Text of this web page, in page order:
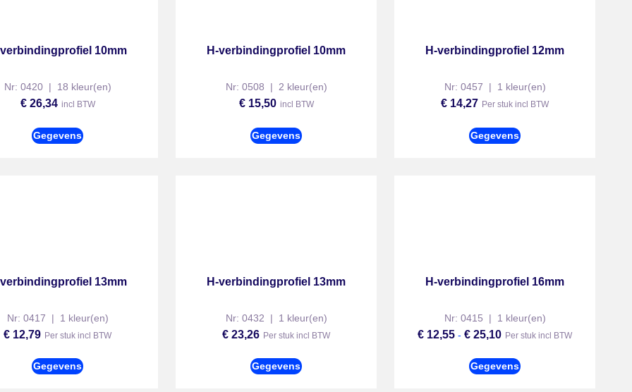
10mm
Nr: 0420 | 18 kleur(en)
€26,34 incl BTW
Gegevens
H-verbindingprofiel 10mm
Nr: 0508 | 2 kleur(en)
€15,50 incl BTW
Gegevens
H-verbindingprofiel 12mm
Nr: 0457 | 1 kleur(en)
€ 14,27 Per stuk incl BTW
Gegevens
13mm
Nr: 0417 | 1 kleur(en)
€ 12,79 Per stuk incl BTW
Gegevens
H-verbindingprofiel 13mm
Nr: 0432 | 1 kleur(en)
€ 23,26 Per stuk incl BTW
Gegevens
H-verbindingprofiel 16mm
Nr: 0415 | 1 kleur(en)
€ 12,55 - € 25,10 Per stuk incl BTW
Gegevens